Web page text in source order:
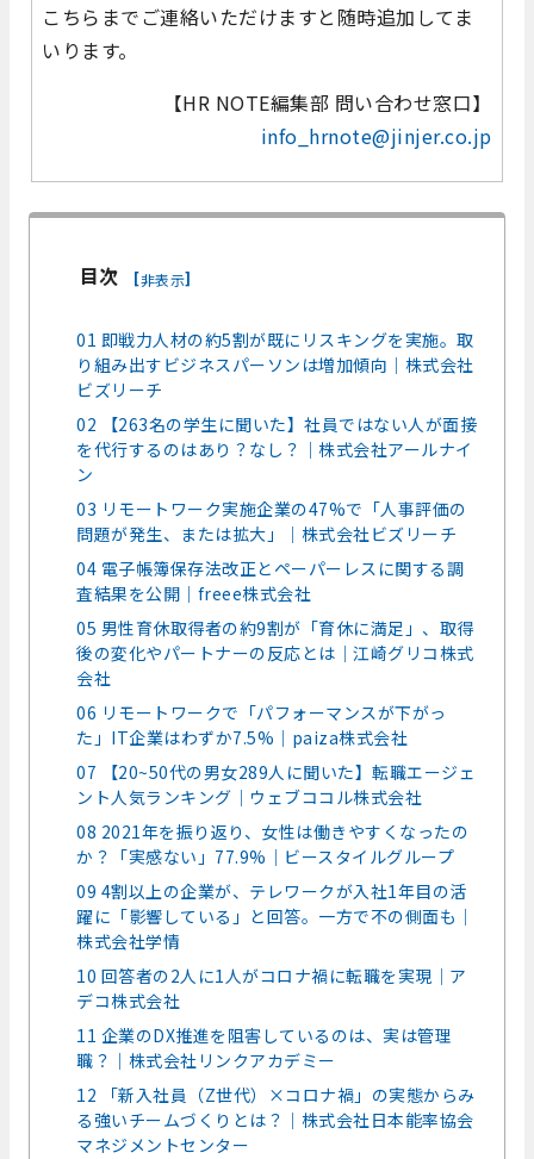
こちらまでご連絡いただけますと随時追加してま
いります。
【HR NOTE編集部 問い合わせ窓口】
info_hrnote@jinjer.co.jp
目次 [非表示]
01 即戦力人材の約5割が既にリスキングを実施。取
り組み出すビジネスパーソンは増加傾向│株式会社
ビズリーチ
02 【263名の学生に聞いた】社員ではない人が面接
を代行するのはあり？なし？│株式会社アールナイ
ン
03 リモートワーク実施企業の47%で「人事評価の
問題が発生、または拡大」│株式会社ビズリーチ
04 電子帳簿保存法改正とペーパーレスに関する調
査結果を公開│freee株式会社
05 男性育休取得者の約9割が「育休に満足」、取得
後の変化やパートナーの反応とは│江崎グリコ株式
会社
06 リモートワークで「パフォーマンスが下がっ
た」IT企業はわずか7.5%│paiza株式会社
07 【20~50代の男女289人に聞いた】転職エージェ
ント人気ランキング│ウェブココル株式会社
08 2021年を振り返り、女性は働きやすくなったの
か？「実感ない」77.9%│ビースタイルグループ
09 4割以上の企業が、テレワークが入社1年目の活
躍に「影響している」と回答。一方で不の側面も│
株式会社学情
10 回答者の2人に1人がコロナ禍に転職を実現│ア
デコ株式会社
11 企業のDX推進を阻害しているのは、実は管理
職？│株式会社リンクアカデミー
12 「新入社員（Z世代）×コロナ禍」の実態からみ
る強いチームづくりとは？│株式会社日本能率協会
マネジメントセンター